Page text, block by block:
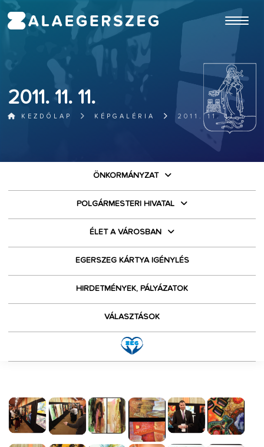
2011. 11. 11.
KEZDŐLAP KÉPGALÉRIA 2011. 11. 11.
ÖNKORMÁNYZAT
POLGÁRMESTERI HIVATAL
ÉLET A VÁROSBAN
EGERSZEG KÁRTYA IGÉNYLÉS
HIRDETMÉNYEK, PÁLYÁZATOK
VÁLASZTÁSOK